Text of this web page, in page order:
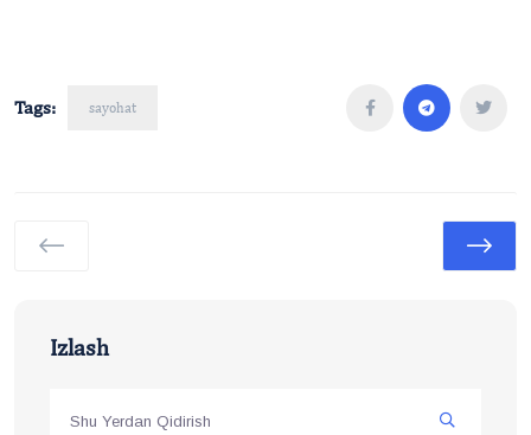
Tags: sayohat
Izlash